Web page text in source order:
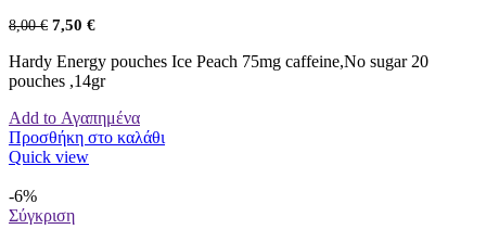
8,00€ 7,50 €
Hardy Energy pouches Ice Peach 75mg caffeine,No sugar 20
pouches ,14gr
Add to Αγαπημένα
Προσθήκη στο καλάθι
Quick view
-6%
Σύγκριση